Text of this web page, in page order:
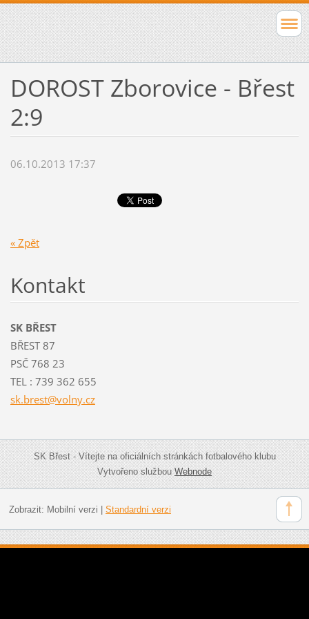
DOROST Zborovice - Břest
2:9
06.10.2013 17:37
« Zpět
Kontakt
SK BŘEST
BŘEST 87
PSČ 768 23
TEL : 739 362 655
sk.brest@volny.cz
SK Břest - Vítejte na oficiálních stránkách fotbalového klubu
Vytvořeno službouWebnode
Zobrazit: Mobilní verzi Standardní verzi